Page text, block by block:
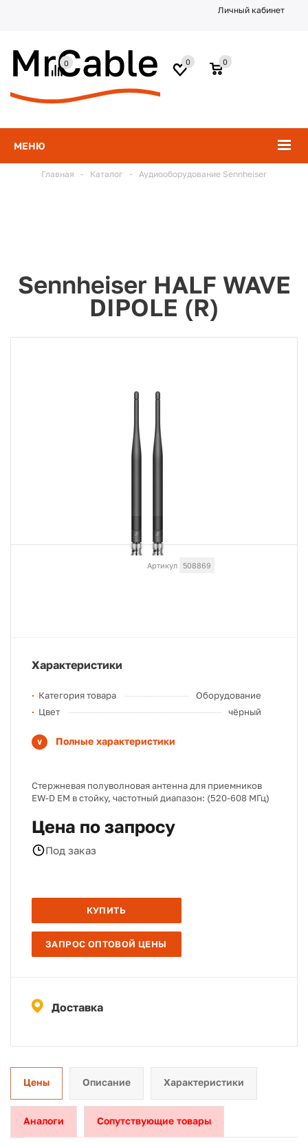
Личный кабинет
МЕНЮ
0
0
0
Главная - Каталог - Аудиооборудование Sennheiser
Sennheiser HALF WAVE
DIPOLE (R)
Артикул 508869
Характеристики
Категория товара
Оборудование
Цвет
чёрный
Полные характеристики
Стержневая полуволновая антенна для приемников
EW-D EM в стойку, частотный диапазон: (520-608 МГц)
Цена по запросу
Под заказ
КУПИТЬ
ЗАПРОС ОПТОВОЙ ЦЕНЫ
Доставка
Цены Описание Характеристики
Аналоги Сопутствующие товары